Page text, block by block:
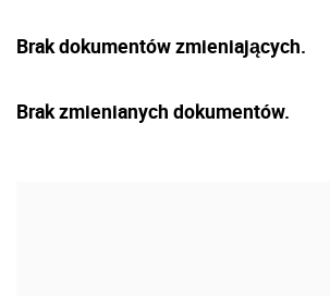
Brak dokumentów zmieniających.
Brak zmienianych dokumentów.